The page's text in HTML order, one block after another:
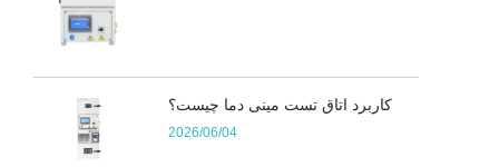
کاربرد اتاق تست مینی دما چیست؟
2026/06/04